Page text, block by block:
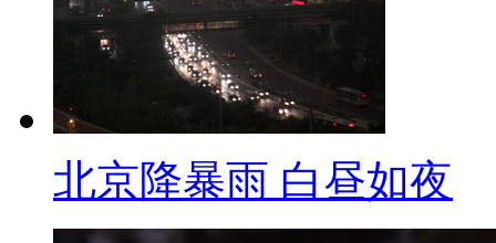
二 中新记者眼：
【标题】北京罚行人闯红灯
【口播】前面我们说完了人们
需求。这一说起行人闯红灯啊
起，北京市交管部门对行人闯
北京降暴雨 白昼如夜